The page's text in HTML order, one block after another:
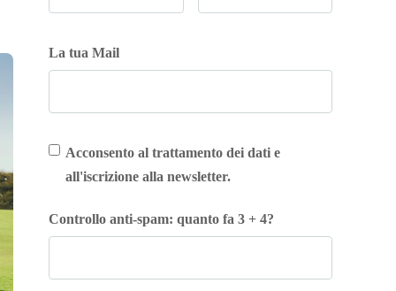
La tua Mail
Acconsento al trattamento dei dati e
all'iscrizione alla newsletter.
Controllo anti-spam: quanto fa 3 + 4?